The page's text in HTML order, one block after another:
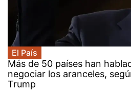
El País
Más de 50 países han
negociar los aranceles,
Trump